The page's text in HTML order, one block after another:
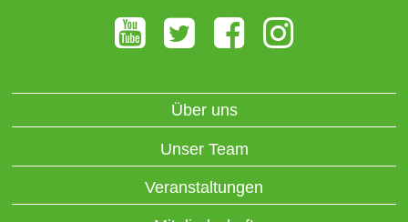
Über uns
Unser Team
Veranstaltungen